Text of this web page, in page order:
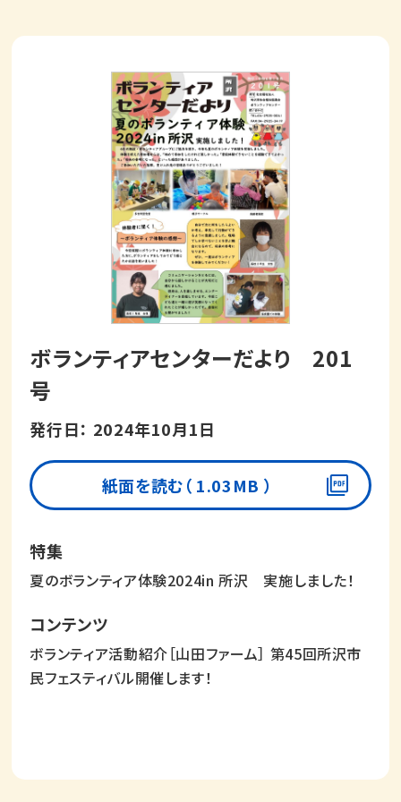
ボランティアセンターだより 201
号
発行日： 2024年10月1日
紙面を読む（ 1.03MB ）
夏のボランティア体験2024in 所沢 実施しました！
ボランティア活動紹介［山田ファーム］ 第45回所沢市
民フェスティバル開催します！